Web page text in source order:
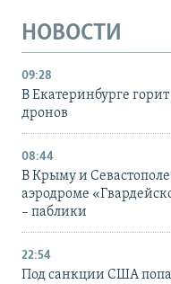
НОВОСТИ
09:28
В Екатеринбурге
дронов
08:44
В Крыму и
аэродроме
– паблики
22:54
Под санкции США